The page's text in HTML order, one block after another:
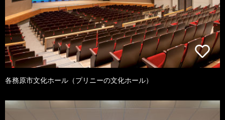
各務原市文化ホール（プリニーの文化ホール）